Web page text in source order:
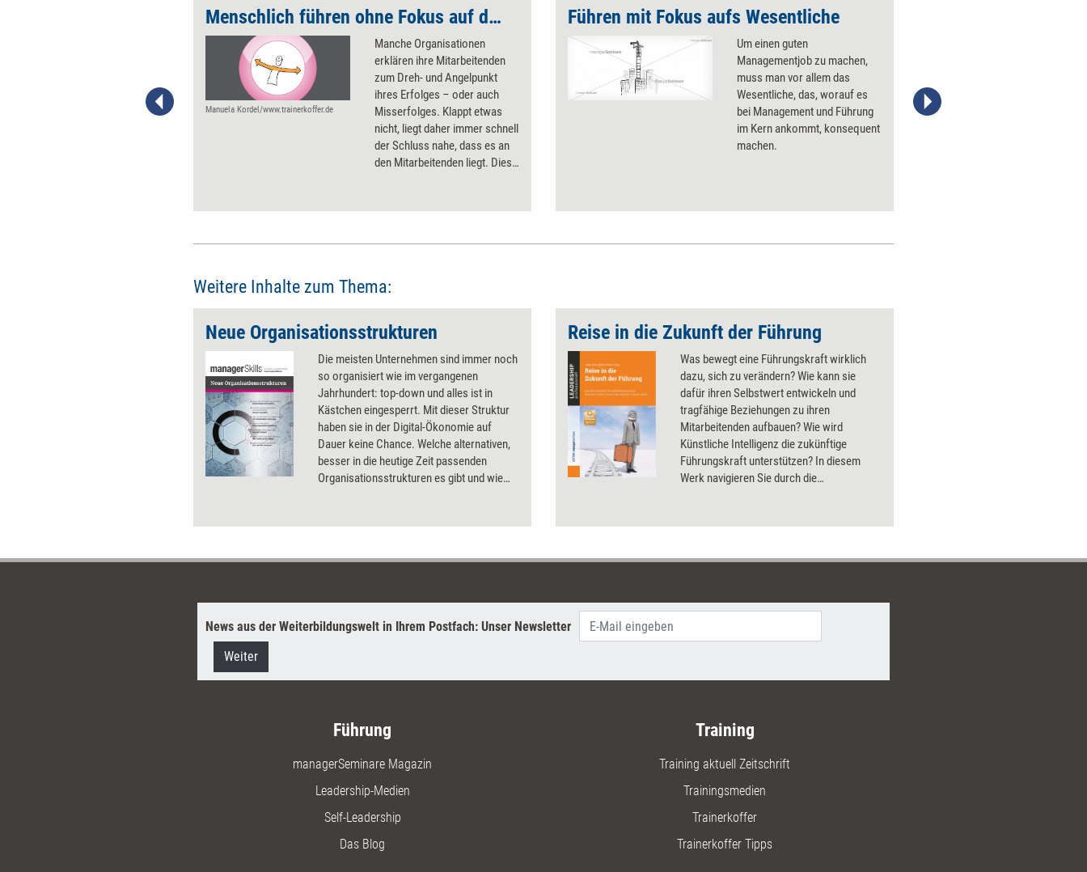
Menschlich führen ohne Fokus auf den Menschen
Manuela Kordel/www.trainerkoffer.de
Manche Organisationen
erklären ihre Mitarbeitenden
zum Dreh- und Angelpunkt
ihres Erfolges – oder auch
Misserfolges. Klappt etwas
nicht, liegt daher immer schnell
der Schluss nahe, dass es an
den Mitarbeitenden liegt. Diese
gehalten werden, wenn
beachten, die den Fokus
weglenken.
Führen mit Fokus aufs Wesentliche
Um einen guten
Managementjob zu machen,
muss man vor allem das
Wesentliche, das, worauf es
bei Management und Führung
im Kern ankommt, konsequent
machen.
Stefanie Diers; © www.trainerkoffer.de
Weitere Inhalte zum Thema:
Neue Organisationsstrukturen
Die meisten Unternehmen sind immer noch
so organisiert wie im vergangenen
Jahrhundert: top-down und alles ist in
Kästchen eingesperrt. Mit dieser Struktur
haben sie in der Digital-Ökonomie auf
Dauer keine Chance. Welche alternativen,
besser in die heutige Zeit passenden
Organisationsstrukturen es gibt und wie
Reise in die Zukunft der Führung
Was bewegt eine Führungskraft wirklich
dazu, sich zu verändern? Wie kann sie
dafür ihren Selbstwert entwickeln und
tragfähige Beziehungen zu ihren
Mitarbeitenden aufbauen? Wie wird
Künstliche Intelligenz die zukünftige
Führungskraft unterstützen? In diesem
Werk navigieren Sie durch die
Führungskräfteentwicklung.
News aus der Weiterbildungswelt in Ihrem Postfach: Unser Newsletter
Weiter
Führung
managerSeminare Magazin
Leadership-Medien
Self-Leadership
Das Blog
Training
Training aktuell Zeitschrift
Trainingsmedien
Trainerkoffer
Trainerkoffer Tipps